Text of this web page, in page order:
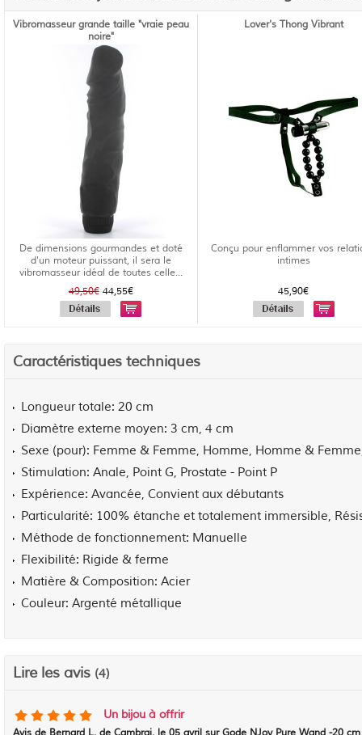
Vibromasseur grande taille "vraie peau
noire"
De dimensions gourmandes et doté
d'un moteur puissant, il sera le
vibromasseur idéal de toutes celle...
49,50€44,55€
Lover's Thong Vibrant
Conçu pour enflammer vos
intimes
45,90€
Caractéristiques techniques
Longueur totale 20 cm
Diamètre externe moyen 3 cm, 4 cm
Sexe (pour) Femme & Femme, Homme, Homme &
Stimulation Anale, Point G, Prostate - Point P
Expérience Avancée, Convient aux débutants
Particularité 100% étanche et totalement immersible,
Méthode de fonctionnement Manuelle
Flexibilité Rigide & ferme
Matière & Composition Acier
Couleur Argenté métallique
Lire les avis (4)
Un bijou à offrir